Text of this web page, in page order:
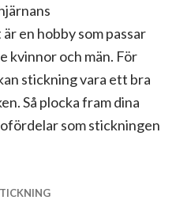
en hobby som passar
kvinnor och män. För
stickning vara ett bra
Så plocka fram dina
som stickningen